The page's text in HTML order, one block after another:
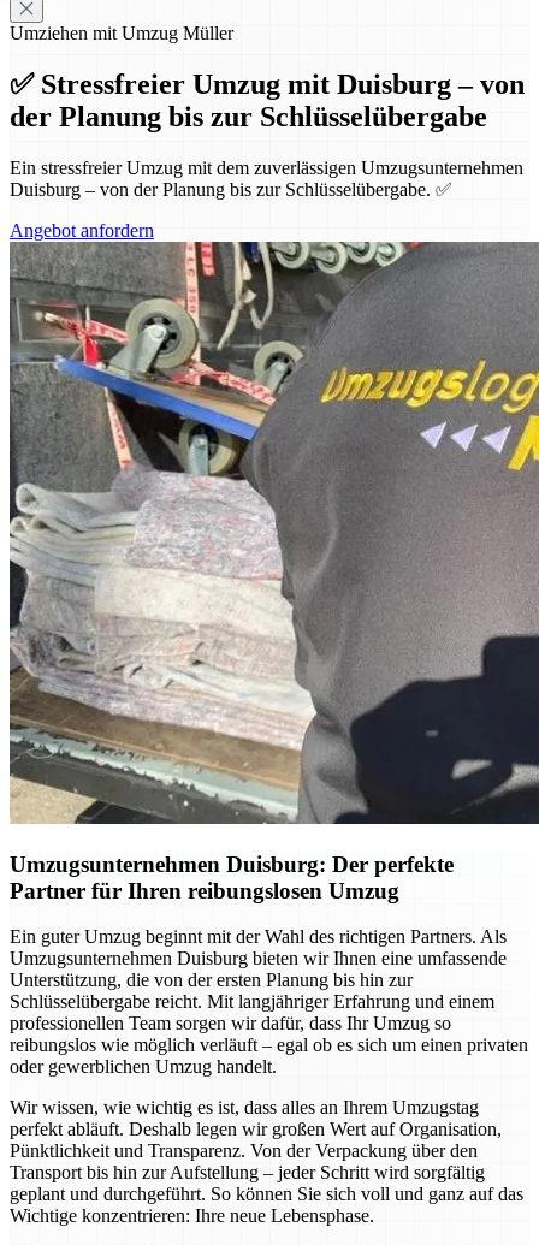
Umziehen mit Umzug Müller
✅ Stressfreier Umzug mit Duisburg – von
der Planung bis zur Schlüsselübergabe
Ein stressfreier Umzug mit dem zuverlässigen Umzugsunternehmen
Duisburg – von der Planung bis zur Schlüsselübergabe. ✅
Angebot anfordern
Umzugsunternehmen Duisburg: Der perfekte
Partner für Ihren reibungslosen Umzug
Ein guter Umzug beginnt mit der Wahl des richtigen Partners. Als
Umzugsunternehmen Duisburg bieten wir Ihnen eine umfassende
Unterstützung, die von der ersten Planung bis hin zur
Schlüsselübergabe reicht. Mit langjähriger Erfahrung und einem
professionellen Team sorgen wir dafür, dass Ihr Umzug so
reibungslos wie möglich verläuft – egal ob es sich um einen privaten
oder gewerblichen Umzug handelt.
Wir wissen, wie wichtig es ist, dass alles an Ihrem Umzugstag
perfekt abläuft. Deshalb legen wir großen Wert auf Organisation,
Pünktlichkeit und Transparenz. Von der Verpackung über den
Transport bis hin zur Aufstellung – jeder Schritt wird sorgfältig
geplant und durchgeführt. So können Sie sich voll und ganz auf das
Wichtige konzentrieren: Ihre neue Lebensphase.